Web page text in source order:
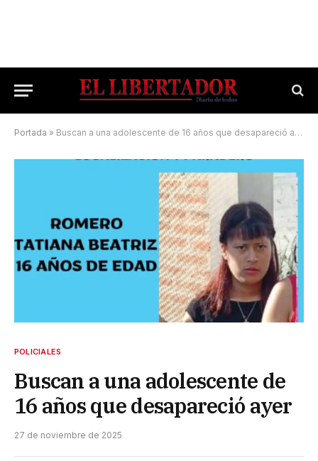
Portada » Buscan a una adolescente de 16 años que desapareció ayer
POLICIALES
Buscan a una adolescente de
16 años que desapareció ayer
27 de noviembre de 2025